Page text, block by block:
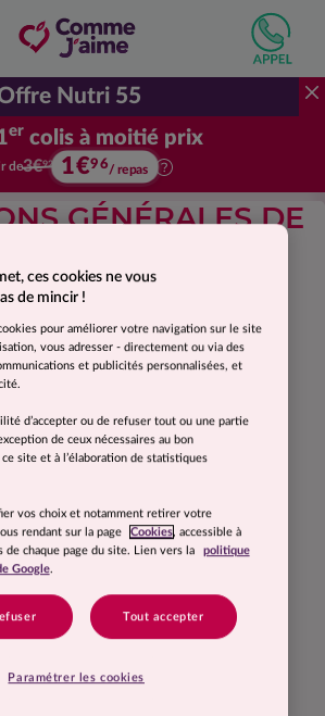
Nutri 55
er colis à moitié prix
Votre premier colis à moitié prix.
de3€92 1€96/ repas
GÉNÉRALES DE
Générales de Vente CGV
ces cookies ne vous
de mincir !
pour améliorer votre navigation sur le site
vous adresser - directement ou via des
et publicités personnalisées, et
d’accepter ou de refuser tout ou une partie
de ceux nécessaires au bon
site et à l’élaboration de statistiques
vos choix et notamment retirer votre
rendant sur la page
Cookies, accessible à
de chaque page du site. Lien vers la
politique
Google.
Tout accepter
Paramétrer les cookies